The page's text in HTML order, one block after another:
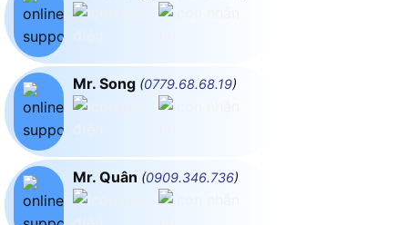
Mr. Song (0779.68.68.19)
Mr. Quân (0909.346.736)